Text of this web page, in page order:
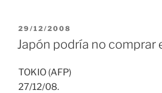
PUBLICADO
EL
29/12/2008
Japón podría no comprar
TOKIO (AFP)
27/12/08.